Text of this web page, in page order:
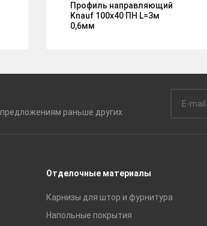
Профиль направляющий
Knauf 100x40 ПН L=3м
0,6мм
предложениям раньше других
Отделочные материалы
Карнизы для штор и фурнитура
Напольные покрытия